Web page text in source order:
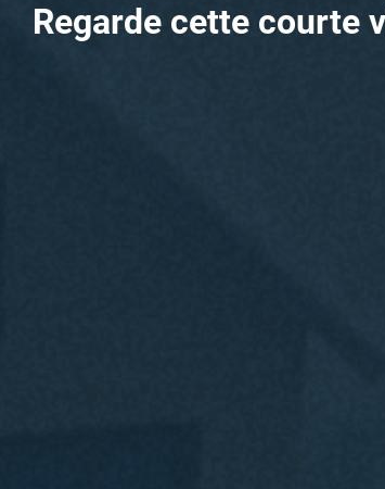
Regarde cette courte